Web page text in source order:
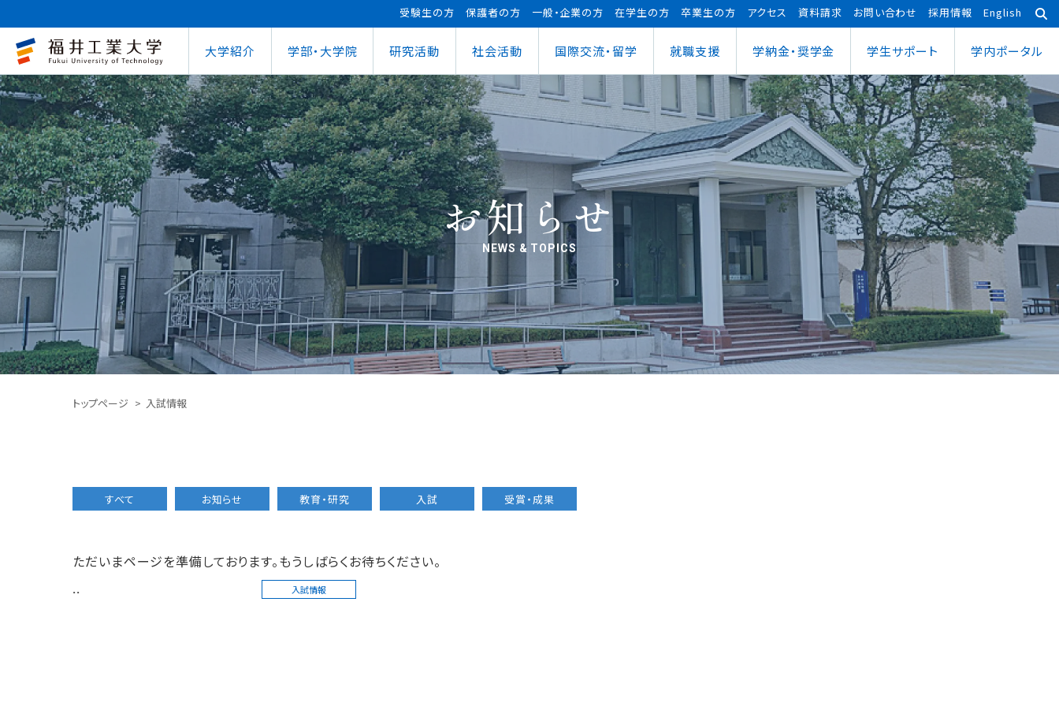
受験生の方 保護者の方 一般・企業の方 在学生の方 卒業生の方 アクセス 資料請求 お問い合わせ 採用情報 English
大学紹介
大学概要教育情報の公表
大学概要
教育情報の公表
学びの特色
教員紹介
キャンパス案内
図書館
第62回大学祭
式辞集
学部・大学院
工学部
電気電子情報工学科
機械工学科
建築土木工学科
原子力技術応用工学科
環境学部
環境食品応用化学科
デザイン学科
経営情報学部
経営情報学科
スポーツ健康科学部
スポーツ健康科学科
大学院
応用理工学専攻
社会システム学専攻
研究活動
地域連携研究推進センター研究シーズ紹介
地域連携研究推進センター
教育研究業績情報
研究シーズ紹介
研究紀要
外国人研究者招へい・受入れ
研究情報
AI&IoTセンター
まちづくりデザインセンター
ウェルネス＆スポーツサイエンスセンター
未来ロボティクスセンター
あわら宇宙センター
社会活動
自治体との連携FUT公開講座
自治体との連携
FUT公開講座
出前講義・出前実験
未来塾 講演会
科学実験キャラバン
ロボット事業
FUTブラス
スポーツ教室
その他活動
活動レポート
国際交流・留学
インターナショナルセンターOCPS
海外留学プログラム
インターナショナルセンター
国際交流
海外留学プログラム（OCPS）
文化交流
【重要】海外へ渡航するみなさんへ
就職支援
キャリアセンター就職実績
キャリアセンター
就職⽀援プログラム
インターンシップ
就職実績
資格取得
就職⽀援ナビ
企業の方へ
求人・説明会のお申し込み
キャリアセンターとの面談
学納金・奨学金
学費等納⼊⾦在学⽣向け奨学⾦
学費等納⼊⾦
在学⽣向け奨学⾦
受験⽣向け奨学⾦
⽇本学⽣⽀援機構奨学⾦ 給付奨学⾦
⽇本学⽣⽀援機構奨学⾦ 貸与奨学⾦
教育ローン
授業料等の減免制度
学⽣サポート
寮・下宿のご案内SSLプロジェクト
学⽣⽣活⽀援室
学習⽀援室
情報メディアセンター
SSLプロジェクト
学⽣保険
医務情報
障害学⽣⽀援
寮・下宿のご案内
クラブ活動支援センター
学内ポータル
学習管理システム（manaba）WEBシラバス
学習管理システム（manaba）
学生ポータルシステム（学外からの接続）
WEBシラバス
お知らせ
NEWS & TOPICS
トップページ 入試情報
すべて お知らせ 教育・研究 入試 受賞・成果
ただいまページを準備しております。もうしばらくお待ちください。
.. 入試情報